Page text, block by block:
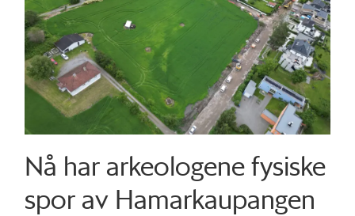
Nå har arkeologene fysiske
spor av Hamarkaupangen